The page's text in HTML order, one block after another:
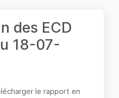
des ECD
18-07-
le rapport en